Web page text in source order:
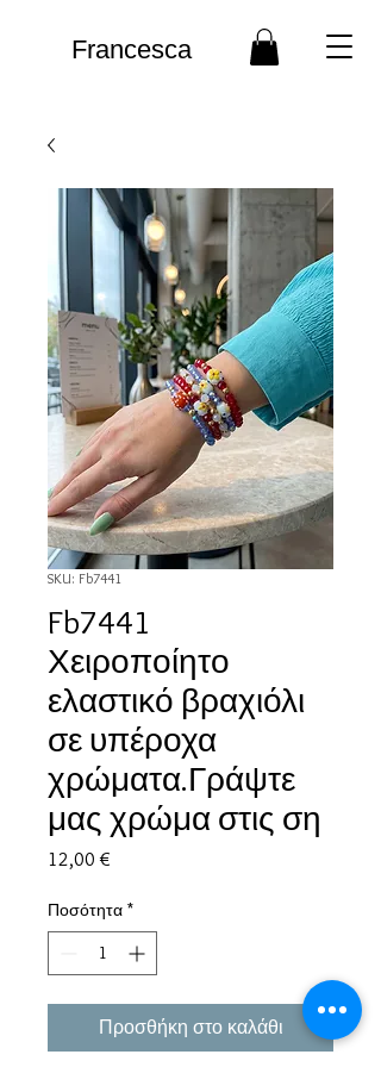
Francesca
SKU: Fb7441
Fb7441
Χειροποίητο
ελαστικό βραχιόλι
σε υπέροχα
χρώματα.Γράψτε
μας χρώμα στις ση
12,00 €
Ποσότητα *
Προσθήκη στο καλάθι